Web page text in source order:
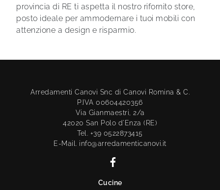
provincia di RE ti aspetta il nostro rifornito store,
posto ideale per ammodernare i tuoi mobili con
attenzione a design e risparmio.
Arredamenti Canovi Snc di Canovi Romina & C.
P.IVA 00604420356
Via Gianmaestri, 2/a
42020 San Polo d'Enza (RE)
Tel. +39 0522873415
E-Mail. info@arredamenticanovi.it
Cucine